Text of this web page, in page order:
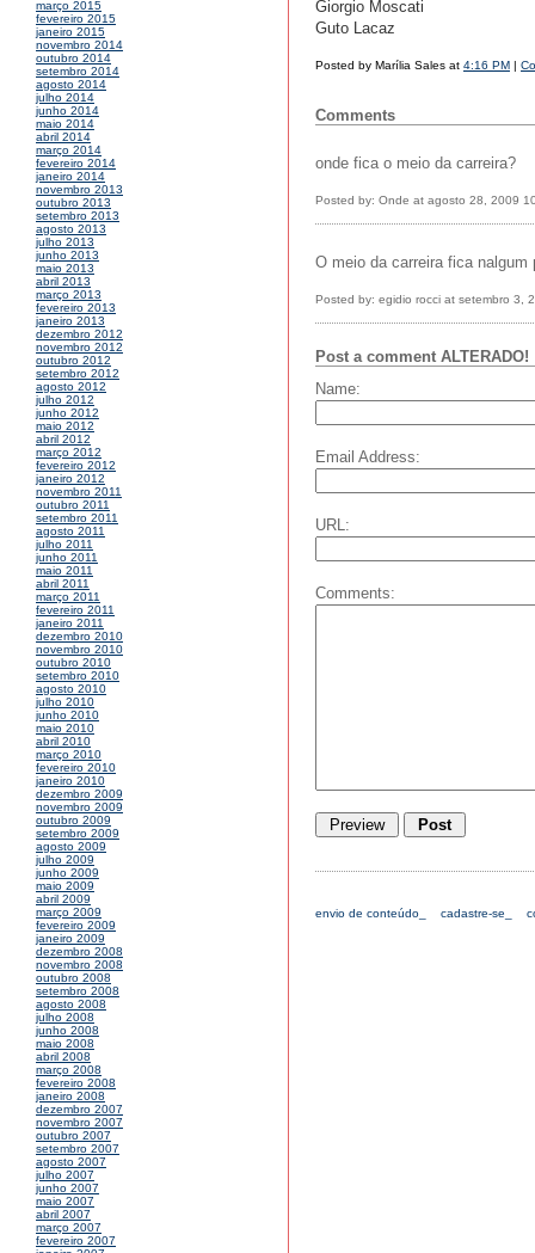
março 2015
fevereiro 2015
janeiro 2015
novembro 2014
outubro 2014
setembro 2014
agosto 2014
julho 2014
junho 2014
maio 2014
abril 2014
março 2014
fevereiro 2014
janeiro 2014
novembro 2013
outubro 2013
setembro 2013
agosto 2013
julho 2013
junho 2013
maio 2013
abril 2013
março 2013
fevereiro 2013
janeiro 2013
dezembro 2012
novembro 2012
outubro 2012
setembro 2012
agosto 2012
julho 2012
junho 2012
maio 2012
abril 2012
março 2012
fevereiro 2012
janeiro 2012
novembro 2011
outubro 2011
setembro 2011
agosto 2011
julho 2011
junho 2011
maio 2011
abril 2011
março 2011
fevereiro 2011
janeiro 2011
dezembro 2010
novembro 2010
outubro 2010
setembro 2010
agosto 2010
julho 2010
junho 2010
maio 2010
abril 2010
março 2010
fevereiro 2010
janeiro 2010
dezembro 2009
novembro 2009
outubro 2009
setembro 2009
agosto 2009
julho 2009
junho 2009
maio 2009
abril 2009
março 2009
fevereiro 2009
janeiro 2009
dezembro 2008
novembro 2008
outubro 2008
setembro 2008
agosto 2008
julho 2008
junho 2008
maio 2008
abril 2008
março 2008
fevereiro 2008
janeiro 2008
dezembro 2007
novembro 2007
outubro 2007
setembro 2007
agosto 2007
julho 2007
junho 2007
maio 2007
abril 2007
março 2007
fevereiro 2007
Giorgio Moscati
Guto Lacaz
Posted by Marília Sales at 4:16 PM |
Comments
onde fica o meio da carreira?
Posted by: Onde at agosto 28, 2009
O meio da carreira fica nalgum
Posted by: egidio rocci at setembro 3,
Post a comment ALTERADO!
Name:
Email Address:
URL:
Comments:
envio de conteúdo_ cadastre-se_